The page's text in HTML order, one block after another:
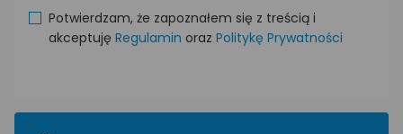
Potwierdzam, że zapoznałem się z treścią i
akceptuję Regulamin oraz Politykę Prywatności